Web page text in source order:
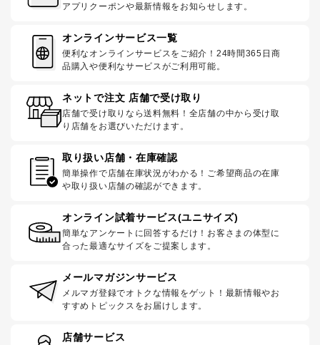
アプリクーポンや最新情報をお知らせします。
オンラインサービス一覧
便利なオンラインサービスをご紹介！24時間365日商
品購入や便利なサービスがご利用可能。
ネットで注文 店舗で受け取り
店舗で受け取りなら送料無料！全店舗の中から受け取
り店舗をお選びいただけます。
取り扱い店舗・在庫確認
簡単操作で店舗在庫状況がわかる！ご希望商品の在庫
や取り扱い店舗の確認ができます。
オンライン試着サービス(ユニサイズ)
簡単なアンケートに回答するだけ！お客さまの体型に
合った最適なサイズをご提案します。
メールマガジンサービス
メルマガ登録でオトクな情報をゲット！最新情報やお
すすめトピックスをお届けします。
店舗サービス